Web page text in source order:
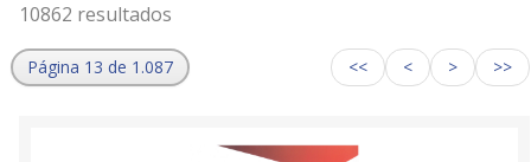
10862 resultados
Página 13 de 1.087 << < > >>